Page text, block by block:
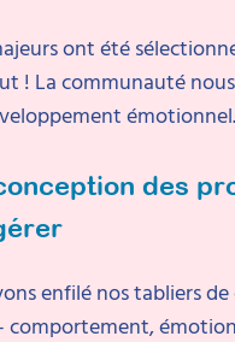
ont été
! La communauté
des
enfilé nos tabliers